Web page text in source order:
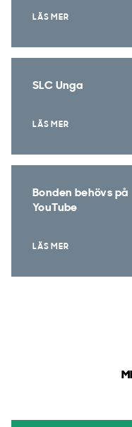
LÄS MER
SLC Unga
LÄS MER
Bonden behövs på
YouTube
LÄS MER